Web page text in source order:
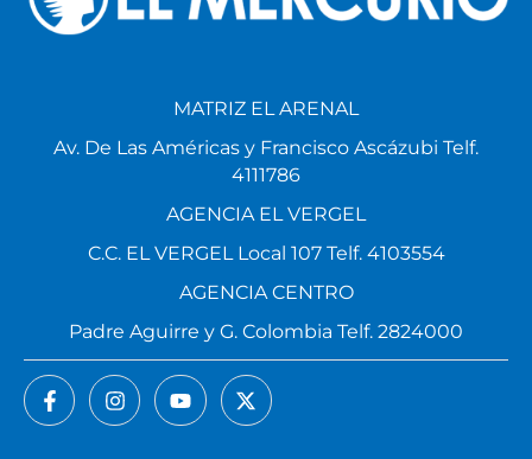
MATRIZ EL ARENAL
Av. De Las Américas y Francisco Ascázubi Telf.
4111786
AGENCIA EL VERGEL
C.C. EL VERGEL Local 107 Telf. 4103554
AGENCIA CENTRO
Padre Aguirre y G. Colombia Telf. 2824000